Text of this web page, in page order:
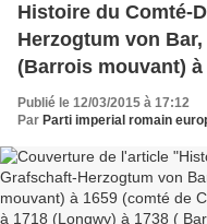
Histoire du Comté-
Herzogtum von
(Barrois mouvant) à 1659 (comté de Clermont en
Argonne, Marville et Arancy) à
1738 ( Barrois non
Publié le 12/03/2015 à 17:12
Par Parti imperial romain